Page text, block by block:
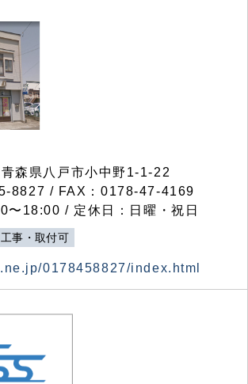
森県八戸市小中野1-1-22
8827 / FAX：0178-47-4169
〜18:00 / 定休日：日曜・祝日
工事・取付可
0178458827/index.html